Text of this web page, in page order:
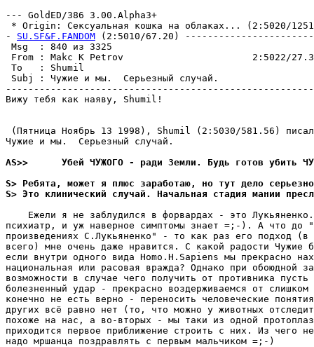
--- GoldED/386 3.00.Alpha3+
* Origin: Сексyальная кошка на облаках... (2:5020/
- SU.SF&F.FANDOM (2:5010/67.20)
Msg  : 840
From : Makc K Petrov                       2:5022/
To   : Shumil
Subj : Чужие и мы.
Вижу тебя как наяву, Shumil!
(Пятница Hоябрь 13 1998), Shumil (2:5030/581.56)
Чужие и мы.  Серьезный случай.
AS>>      Убей ЧУЖОГО - ради Земли. Будь готов убить
S> Ребята, может я плюс заработаю, но тут дело
S> Это клинический случай. Hачальная стадия мании
Ежели я не заблудился в форвардах - это
психиатр, и уж наверное симптомы знает =;-). А что до
произведениях С.Лукьяненко" - то как раз его подход (в
всего) мне очень даже нравится. С какой радости Чужие
если внутри одного вида Homo.H.Sapiens мы прекрасно
национальная или расовая вражда? Однако при обоюдной
возможности в случае чего получить от противника
болезненный удар - прекрасно воздерживаемся от
конечно не есть верно - переносить человеческие
других всё равно нет (то, что можно у животных
похоже на нас, а во-вторых - мы таки из одной
приходится первое приближение строить с них. Из чего
надо мршанца поздравлять с первым мальчиком =;-)